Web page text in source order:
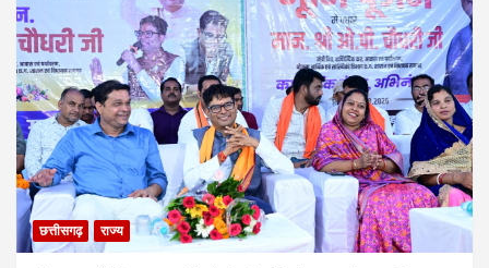
छत्तीसगढ़ राज्य